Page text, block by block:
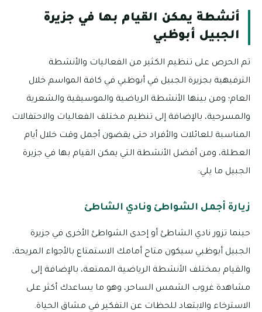
أنشطة يمكن القيام بها في جزيرة
الجبيل أبوظبي
تم الحرص على تنظيم الكثير من الفعاليات والأنشطة
الترفيهية بجزيرة الجبيل في أبوظبي في كافة المواسم خلال
العام؛ ومن بينها الأنشطة الرياضية والموسيقية والشعرية
والمسرحية، بالإضافة إلى تنظيم مختلف الفعاليات والاحتفالات
المناسبة للعائلات والأفراد حتى يقضون أجمل وقت خلال أيام
العطلة، ومن أفضل الأنشطة التي يمكن القيام بها في جزيرة
الجبيل ما يلي:
زيارة أجمل الشواطئ ونادي الشاطئ
حينما تزور نادي الشاطئ أو إحدى الشواطئ الأخرى في جزيرة
الجبيل أبوظبي سيكون متاح أمامك الاستمتاع بالأجواء المريحة،
والقيام بمختلف الأنشطة الرياضية الممتعة، بالإضافة إلى
مشاهدة غروب الشمس الساحر، وهو ما يساعدك أكثر على
الاسترخاء والابتعاد للحظات عن التفكير في مشاق الحياة.